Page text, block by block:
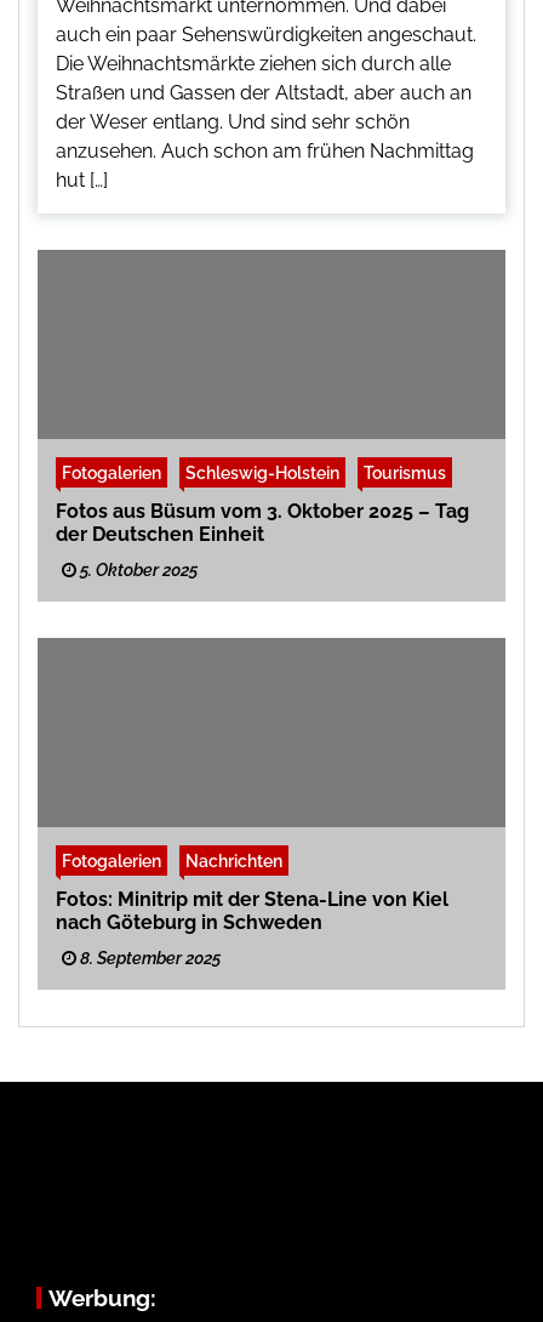
Weihnachtsmarkt unternommen. Und dabei
auch ein paar Sehenswürdigkeiten angeschaut.
Die Weihnachtsmärkte ziehen sich durch alle
Straßen und Gassen der Altstadt, aber auch an
der Weser entlang. Und sind sehr schön
anzusehen. Auch schon am frühen Nachmittag
hut […]
Fotogalerien Schleswig-Holstein Tourismus
Fotos aus Büsum vom 3. Oktober 2025 – Tag
der Deutschen Einheit
5. Oktober 2025
Fotogalerien Nachrichten
Fotos: Minitrip mit der Stena-Line von Kiel
nach Göteburg in Schweden
8. September 2025
Werbung: